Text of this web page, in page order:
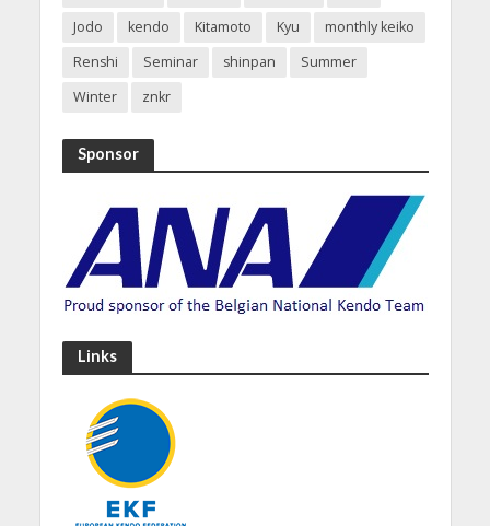
Jodo
kendo Kitamoto Kyu
monthly keiko
Renshi
Seminar shinpan
Summer
Winter
znkr
Sponsor
Links